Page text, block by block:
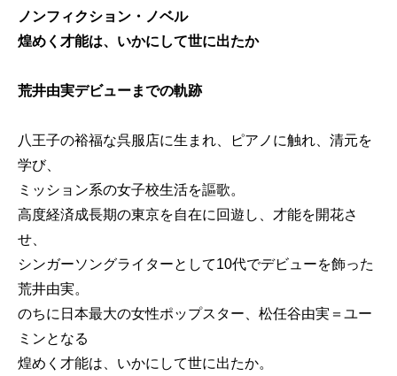
ノンフィクション・ノベル
煌めく才能は、いかにして世に出たか
荒井由実デビューまでの軌跡
八王子の裕福な呉服店に生まれ、ピアノに触れ、清元を
学び、
ミッション系の女子校生活を謳歌。
高度経済成長期の東京を自在に回遊し、才能を開花さ
せ、
シンガーソングライターとして10代でデビューを飾った
荒井由実。
のちに日本最大の女性ポップスター、松任谷由実＝ユー
ミンとなる
煌めく才能は、いかにして世に出たか。